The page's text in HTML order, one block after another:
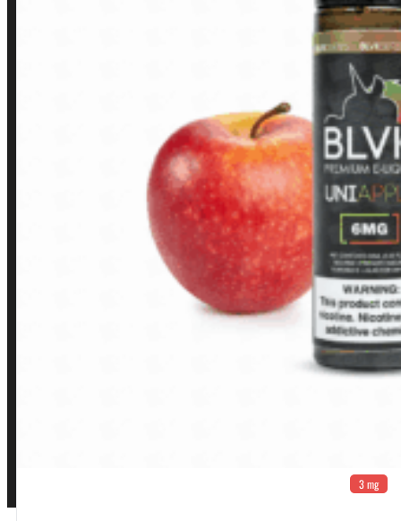
3 mg
Política de Privacidade
Política de Frete e Pagamento
Política de Garantia, Reembolso e Devolução